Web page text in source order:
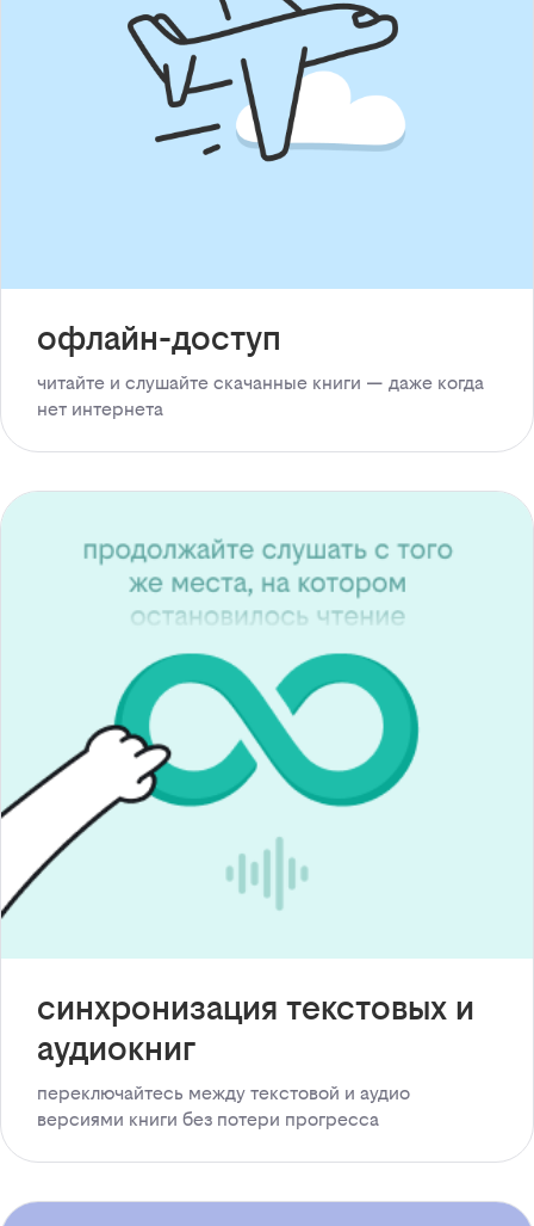
офлайн-доступ
читайте и слушайте скачанные книги — даже когда
нет интернета
синхронизация текстовых и
аудиокниг
переключайтесь между текстовой и аудио
версиями книги без потери прогресса